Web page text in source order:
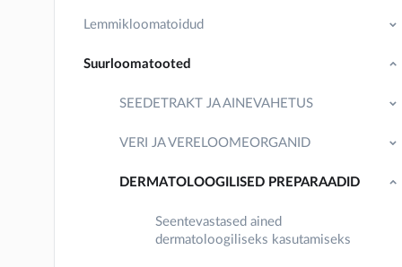
Lemmikloomatoidud
Suurloomatooted
SEEDETRAKT JA AINEVAHETUS
VERI JA VERELOOMEORGANID
DERMATOLOOGILISED PREPARAADID
Seentevastased ained
dermatoloogiliseks kasutamiseks